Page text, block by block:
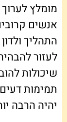
מומלץ
אנשים
התהליך
לעזור
שיכולות
תמימות
יהיה הרבה